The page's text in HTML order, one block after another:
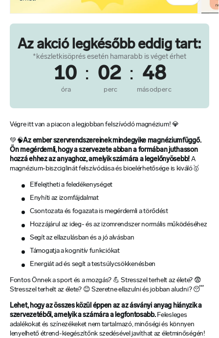
Az akció legkésőbb eddig tart:
*készletkisöprés esetén hamarabb is véget érhet
10 : 02 : 47
óra perc másodperc
Végre itt van a piacon a legjobban felszívódó magnézium! 💎
💚🧠Az ember szervrendszereinek mindegyike magnéziumfüggő.
Ön megérdemli, hogy a szervezete abban a formában juthasson
hozzá ehhez az anyaghoz, amelyik számára a legelőnyösebb!A
magnézium-biszciglinát felszívódása és bioelérhetősége is kiváló🥇
Elfelejtheti a feledékenységet
Enyhíti az izomfájdalmat
Csontozata és fogazata is megérdemli a törődést
Hozzájárul az ideg- és az izomrendszer normális működéséhez
Segít az ellazulásban és a jó alvásban
Támogatja a kognitív funkciókat
Energiát ad és segít a testsúlycsökkenésben
Fontos Önnek a sport és a mozgás? 💪 Stresszel terhelt az élete? 😨
Stresszel terhelt az élete? 😊 Szeretne ellazulni és jobban aludni? 😴
Lehet, hogy az összes közül éppen az az ásványi anyag hiányzik a
szervezetéből, amelyik a számára a legfontosabb.Felesleges
adalékokat és színezékeket nem tartalmazó, minőségi és könnyen
lenyelhető étrend-kiegészítőnk szedésével javíthat az életminőségén!